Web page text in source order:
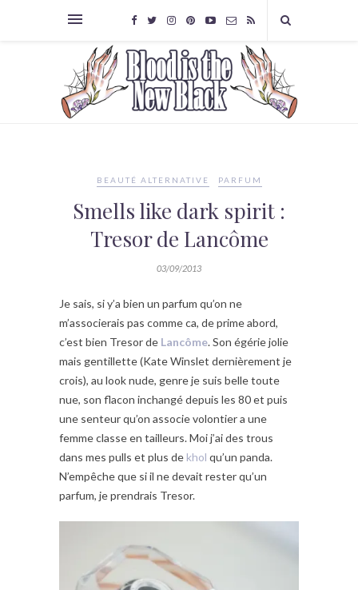
BEAUTÉ ALTERNATIVE PARFUM
Smells like dark spirit :
Tresor de Lancôme
03/09/2013
Je sais, si y’a bien un parfum qu’on ne
m’associerais pas comme ca, de prime abord,
c’est bien Tresor de Lancôme. Son égérie jolie
mais gentillette (Kate Winslet dernièrement je
crois), au look nude, genre je suis belle toute
nue, son flacon inchangé depuis les 80 et puis
une senteur qu’on associe volontier a une
femme classe en tailleurs. Moi j’ai des trous
dans mes pulls et plus de khol qu’un panda.
N’empêche que si il ne devait rester qu’un
parfum, je prendrais Tresor.